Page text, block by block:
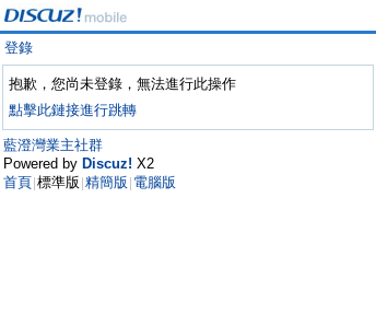
登錄
抱歉，您尚未登錄，無法進行此操作
點擊此鏈接進行跳轉
藍澄灣業主社群
Powered by Discuz! X2
首頁 標準版 精簡版 電腦版